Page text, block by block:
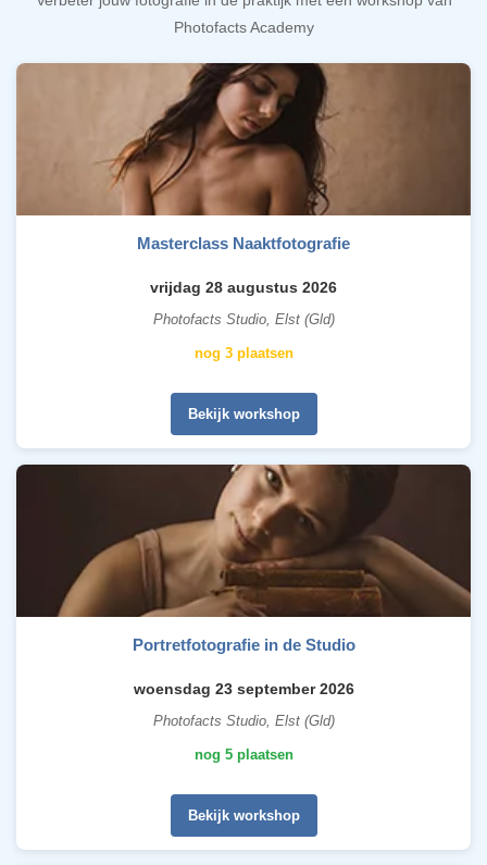
Photofacts Academy
Masterclass Naaktfotografie
vrijdag 28 augustus 2026
Photofacts Studio, Elst (Gld)
nog 3 plaatsen
Bekijk workshop
Portretfotografie in de Studio
woensdag 23 september 2026
Photofacts Studio, Elst (Gld)
nog 5 plaatsen
Bekijk workshop